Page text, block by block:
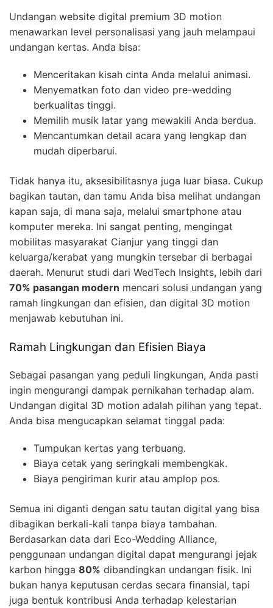
Undangan website digital premium 3D motion
menawarkan level personalisasi yang jauh melampaui
undangan kertas. Anda bisa:
Menceritakan kisah cinta Anda melalui animasi.
Menyematkan foto dan video pre-wedding
berkualitas tinggi.
Memilih musik latar yang mewakili Anda berdua.
Mencantumkan detail acara yang lengkap dan
mudah diperbarui.
Tidak hanya itu, aksesibilitasnya juga luar biasa. Cukup
bagikan tautan, dan tamu Anda bisa melihat undangan
kapan saja, di mana saja, melalui smartphone atau
komputer mereka. Ini sangat penting, mengingat
mobilitas masyarakat Cianjur yang tinggi dan
keluarga/kerabat yang mungkin tersebar di berbagai
daerah. Menurut studi dari WedTech Insights, lebih dari
70% pasangan modern mencari solusi undangan yang
ramah lingkungan dan efisien, dan digital 3D motion
menjawab kebutuhan ini.
Ramah Lingkungan dan Efisien Biaya
Sebagai pasangan yang peduli lingkungan, Anda pasti
ingin mengurangi dampak pernikahan terhadap alam.
Undangan digital 3D motion adalah pilihan yang tepat.
Anda bisa mengucapkan selamat tinggal pada:
Tumpukan kertas yang terbuang.
Biaya cetak yang seringkali membengkak.
Biaya pengiriman kurir atau amplop pos.
Semua ini diganti dengan satu tautan digital yang bisa
dibagikan berkali-kali tanpa biaya tambahan.
Berdasarkan data dari Eco-Wedding Alliance,
penggunaan undangan digital dapat mengurangi jejak
karbon hingga 80% dibandingkan undangan fisik. Ini
bukan hanya keputusan cerdas secara finansial, tapi
juga bentuk kontribusi Anda terhadap kelestarian